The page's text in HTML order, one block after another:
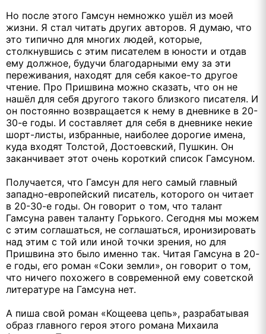
Но после этого Гамсун немножко ушёл из моей
жизни. Я стал читать других авторов. Я думаю, что
это типично для многих людей, которые,
столкнувшись с этим писателем в юности и отдав
ему должное, будучи благодарными ему за эти
переживания, находят для себя какое-то другое
чтение. Про Пришвина можно сказать, что он не
нашёл для себя другого такого близкого писателя. И
он постоянно возвращается к нему в дневнике в 20-
30-е годы. И составляет для себя в дневнике некие
шорт-листы, избранные, наиболее дорогие имена,
куда входят Толстой, Достоевский, Пушкин. Он
заканчивает этот очень короткий список Гамсуном.
Получается, что Гамсун для него самый главный
западно-европейский писатель, которого он читает
в 20-30-е годы. Он говорит о том, что талант
Гамсуна равен таланту Горького. Сегодня мы можем
с этим соглашаться, не соглашаться, иронизировать
над этим с той или иной точки зрения, но для
Пришвина это было именно так. Читая Гамсуна в 20-
е годы, его роман «Соки земли», он говорит о том,
что ничего похожего в современной ему советской
литературе на Гамсуна нет.
А пиша свой роман «Кощеева цепь», разрабатывая
образ главного героя этого романа Михаила